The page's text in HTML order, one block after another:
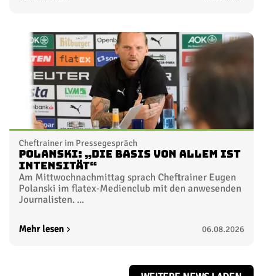
Cheftrainer im Pressegespräch
Polanski: „Die Basis von allem ist
Intensität“
Am Mittwochnachmittag sprach Cheftrainer Eugen
Polanski im flatex-Medienclub mit den anwesenden
Journalisten. ...
Mehr lesen 06.08.2026